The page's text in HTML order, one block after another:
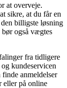
at overveje.
sikre, at du får en
billigste løsning
også vægtes
fra tidligere
kundeservicen
anmeldelser
eller på online